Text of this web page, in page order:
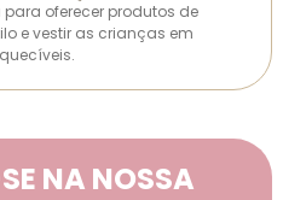
oferecer produtos de
e vestir as crianças em
NA NOSSA